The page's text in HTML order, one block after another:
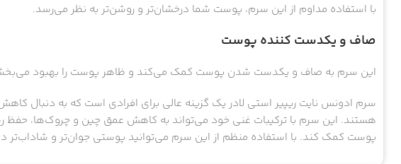
با استفاده مداوم از این سرم، پوست شما درخشان‌تر و روشن‌تر به نظر می‌رسد.
صاف و یکدست کننده پوست
این سرم به صاف و یکدست شدن پوست کمک می‌کند و ظاهر پوست را بهبود
سرم ادونس نایت ریپیر استی لادر یک گزینه عالی برای افرادی است که به دنبال
هستند. این سرم با ترکیبات غنی خود می‌تواند به کاهش عمق چین و چروک‌ها،
پوست کمک کند. با استفاده منظم از این سرم می‌توانید پوستی جوان‌تر و شاداب‌تر